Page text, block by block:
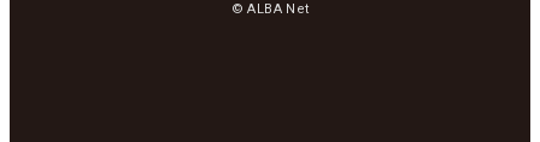
© ALBA Net